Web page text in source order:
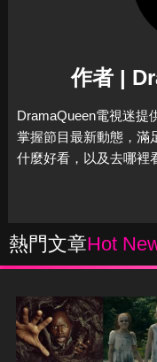
作者 |
DramaQueen電視迷提
掌握節目最新動態，滿
什麼好看，以及去哪裡
熱門文章Hot